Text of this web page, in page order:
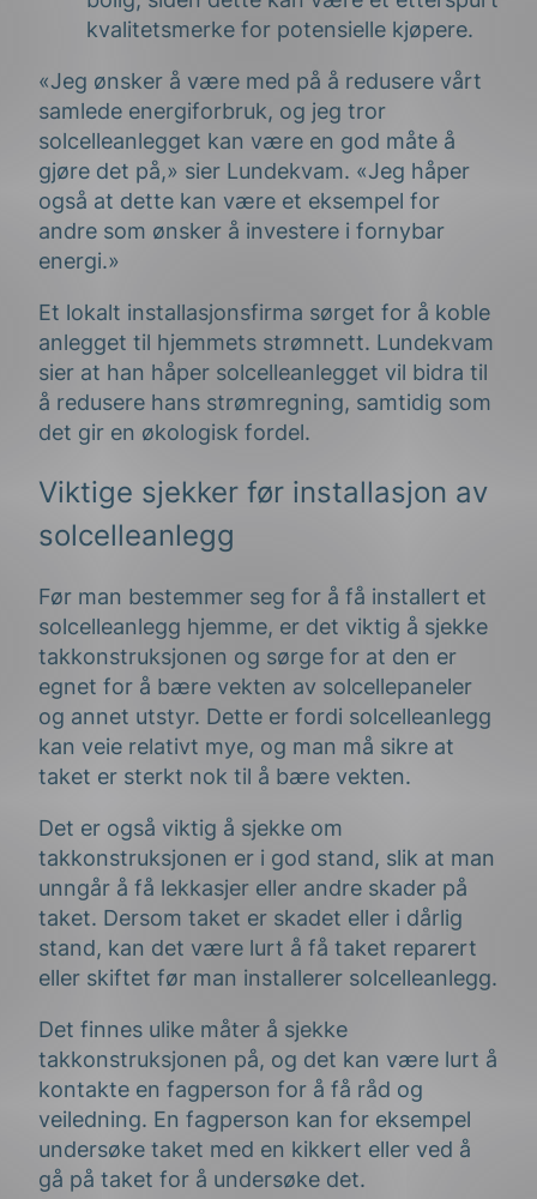
kvalitetsmerke for potensielle kjøpere.
«Jeg ønsker å være med på å redusere vårt
samlede energiforbruk, og jeg tror
solcelleanlegget kan være en god måte å
gjøre det på,» sier Lundekvam. «Jeg håper
også at dette kan være et eksempel for
andre som ønsker å investere i fornybar
energi.»
Et lokalt installasjonsfirma sørget for å koble
anlegget til hjemmets strømnett. Lundekvam
sier at han håper solcelleanlegget vil bidra til
å redusere hans strømregning, samtidig som
det gir en økologisk fordel.
Viktige sjekker før installasjon av
solcelleanlegg
Før man bestemmer seg for å få installert et
solcelleanlegg hjemme, er det viktig å sjekke
takkonstruksjonen og sørge for at den er
egnet for å bære vekten av solcellepaneler
og annet utstyr. Dette er fordi solcelleanlegg
kan veie relativt mye, og man må sikre at
taket er sterkt nok til å bære vekten.
Det er også viktig å sjekke om
takkonstruksjonen er i god stand, slik at man
unngår å få lekkasjer eller andre skader på
taket. Dersom taket er skadet eller i dårlig
stand, kan det være lurt å få taket reparert
eller skiftet før man installerer solcelleanlegg.
Det finnes ulike måter å sjekke
takkonstruksjonen på, og det kan være lurt å
kontakte en fagperson for å få råd og
veiledning. En fagperson kan for eksempel
undersøke taket med en kikkert eller ved å
gå på taket for å undersøke det.